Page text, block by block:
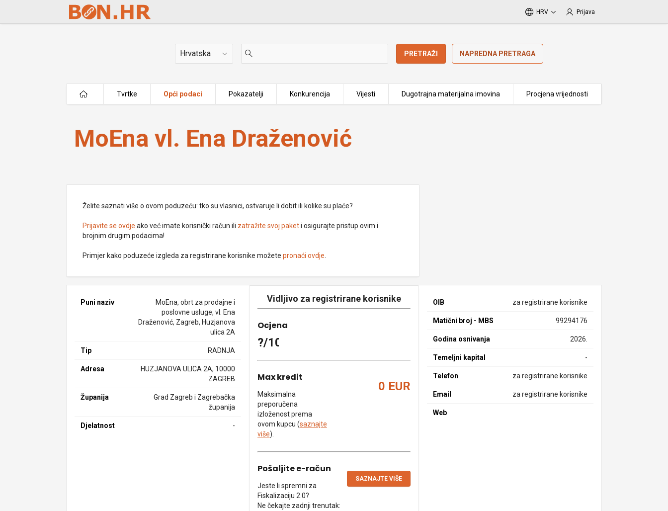
Skip to Main Content
HRV Prijava
Država PRETRAŽI NAPREDNA PRETRAGA
Tvrtke Opći podaci Pokazatelji Konkurencija Vijesti Dugotrajna materijalna imovina Procjena vrijednosti
MoEna vl. Ena Draženović
MoEna vl. Ena Draženović
Želite saznati više o ovom poduzeću: tko su vlasnici, ostvaruje li dobit ili kolike su plaće?
Prijavite se ovdje ako već imate korisnički račun ili zatražite svoj paketi osigurajte pristup ovim i
brojnim drugim podacima!
Primjer kako poduzeće izgleda za registrirane korisnike možetepronaći ovdje
Puni naziv
MoEna, obrt za prodajne i
poslovne usluge, vl. Ena
Draženović, Zagreb, Huzjanova
ulica 2A
Tip RADNJA
Adresa
HUZJANOVA ULICA 2A, 10000
ZAGREB
Županija
Grad Zagreb i Zagrebačka
županija
Djelatnost -
Vidljivo za registrirane korisnike
Ocjena
?/10
Max kredit
Maksimalna
preporučena
izloženost prema
ovom kupcu (saznajte
više).
0 EUR
Pošaljite e-račun
Jeste li spremni za
Fiskalizaciju 2.0?
Ne čekajte zadnji trenutak:
SAZNAJTE VIŠE
OIB za registrirane korisnike
Matični broj - MBS 99294176
Godina osnivanja 2026.
Temeljni kapital -
Telefon za registrirane korisnike
Email za registrirane korisnike
Web